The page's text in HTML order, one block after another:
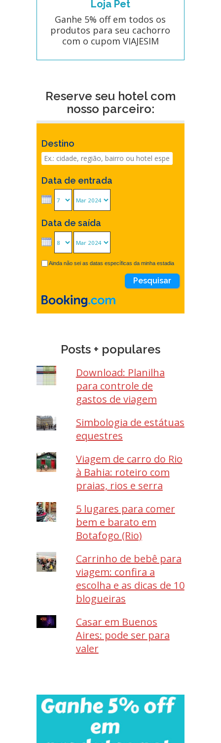
Loja Pet
Ganhe 5% off em todos os
produtos para seu cachorro
com o cupom VIAJESIM
Reserve seu hotel com
nosso parceiro:
Destino
Data de entrada
Data de saída
Ainda não sei as datas específicas da minha estadia
Posts + populares
Download: Planilha
para controle de
gastos de viagem
Simbologia de estátuas
equestres
Viagem de carro do Rio
à Bahia: roteiro com
praias, rios e serra
5 lugares para comer
bem e barato em
Botafogo (Rio)
Carrinho de bebê para
viagem: confira a
escolha e as dicas de 10
blogueiras
Casar em Buenos
Aires: pode ser para
valer